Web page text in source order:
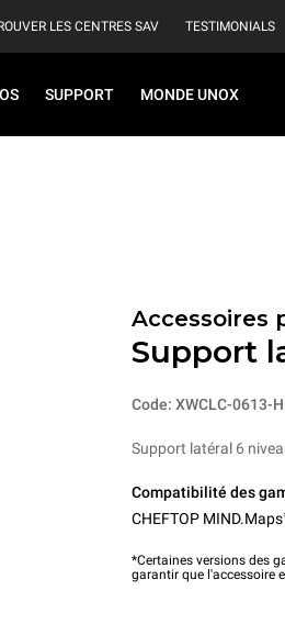
LES CENTRES SAV TESTIMONIALS
SUPPORT MONDE UNOX
Accessoires
Support
Code: XWCLC-0613-H
Support latéral 6
Compatibilité des
CHEFTOP
*Certaines versions des
garantir que l'accessoire